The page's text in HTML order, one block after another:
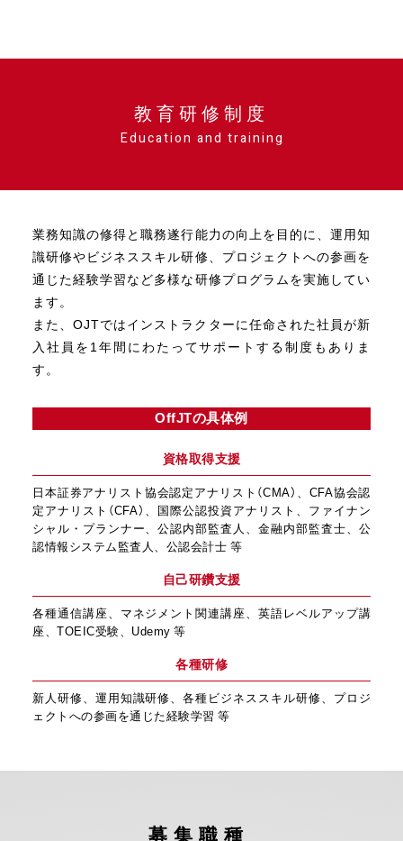
教育研修制度
Education and training
業務知識の修得と職務遂行能力の向上を目的に、運用知
識研修やビジネススキル研修、プロジェクトへの参画を
通じた経験学習など多様な研修プログラムを実施してい
ます。
また、OJTではインストラクターに任命された社員が新
入社員を1年間にわたってサポートする制度もありま
す。
OffJTの具体例
資格取得支援
日本証券アナリスト協会認定アナリスト（CMA）、CFA協会認
定アナリスト（CFA）、国際公認投資アナリスト、ファイナン
シャル・プランナー、公認内部監査人、金融内部監査士、公
認情報システム監査人、公認会計士 等
自己研鑽支援
各種通信講座、マネジメント関連講座、英語レベルアップ講
座、TOEIC受験、Udemy 等
各種研修
新人研修、運用知識研修、各種ビジネススキル研修、プロジ
ェクトへの参画を通じた経験学習 等
募集職種